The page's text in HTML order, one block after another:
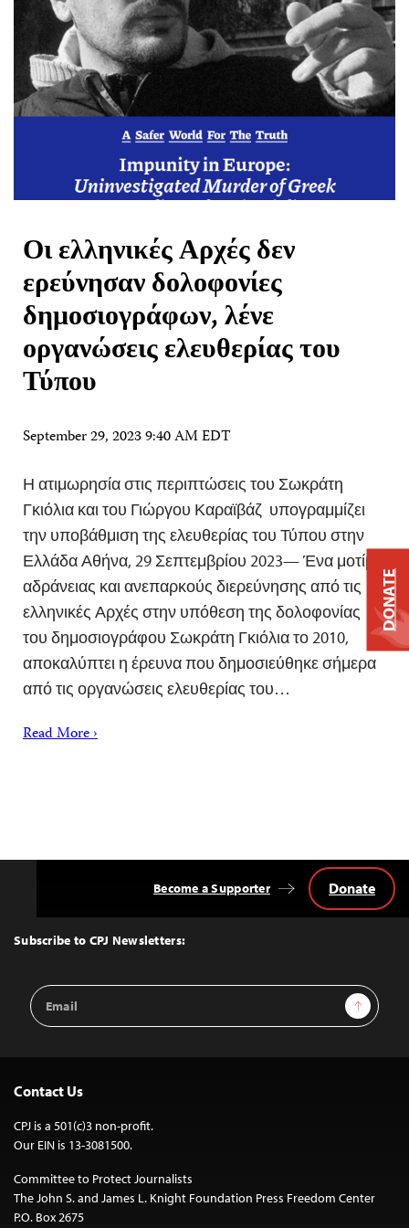
Οι ελληνικές Αρχές δεν
ερεύνησαν δολοφονίες
δημοσιογράφων, λένε
οργανώσεις ελευθερίας του
Τύπου
September 29, 2023 9:40 AM EDT
Η ατιμωρησία στις περιπτώσεις του Σωκράτη
Γκιόλια και του Γιώργου Καραϊβάζ υπογραμμίζει
την υποβάθμιση της ελευθερίας του Τύπου στην
Ελλάδα Αθήνα, 29 Σεπτεμβρίου 2023— Ένα μοτίβο
αδράνειας και ανεπαρκούς διερεύνησης από τις
ελληνικές Αρχές στην υπόθεση της δολοφονίας
του δημοσιογράφου Σωκράτη Γκιόλια το 2010,
αποκαλύπτει η έρευνα που δημοσιεύθηκε σήμερα
από τις οργανώσεις ελευθερίας του…
Read More ›
Top
Subscribe to CPJ Newsletters:
Email
Address
Sign Up
Become a Supporter Donate
Contact Us
CPJ is a 501(c)3 non-profit.
Our EIN is 13-3081500.
Committee to Protect Journalists
The John S. and James L. Knight Foundation Press Freedom Center
P.O. Box 2675
DONATE